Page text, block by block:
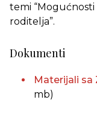
temi “Mogućnosti
roditelja”.
Dokumenti
Materijali
mb)